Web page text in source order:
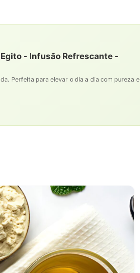
- Infusão Refrescante -
Perfeita para elevar o dia a dia com pureza e